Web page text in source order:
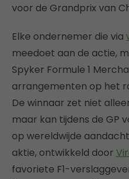
voor de Grandprix van
Elke ondernemer die via
meedoet aan de actie,
Spyker Formule 1
arrangementen op het
De winnaar zet niet
maar kan tijdens de GP
op wereldwijde
aktie, ontwikkeld door
favoriete F1-